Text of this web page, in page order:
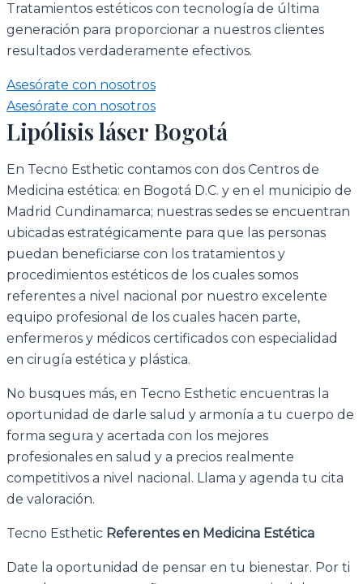
Tratamientos estéticos con tecnología de última
generación para proporcionar a nuestros clientes
resultados verdaderamente efectivos.
Asesórate con nosotros
Asesórate con nosotros
Lipólisis láser Bogotá
En Tecno Esthetic contamos con dos Centros de
Medicina estética: en Bogotá D.C. y en el municipio de
Madrid Cundinamarca; nuestras sedes se encuentran
ubicadas estratégicamente para que las personas
puedan beneficiarse con los tratamientos y
procedimientos estéticos de los cuales somos
referentes a nivel nacional por nuestro excelente
equipo profesional de los cuales hacen parte,
enfermeros y médicos certificados con especialidad
en cirugía estética y plástica.
No busques más, en Tecno Esthetic encuentras la
oportunidad de darle salud y armonía a tu cuerpo de
forma segura y acertada con los mejores
profesionales en salud y a precios realmente
competitivos a nivel nacional. Llama y agenda tu cita
de valoración.
Tecno Esthetic Referentes en Medicina Estética
Date la oportunidad de pensar en tu bienestar. Por ti